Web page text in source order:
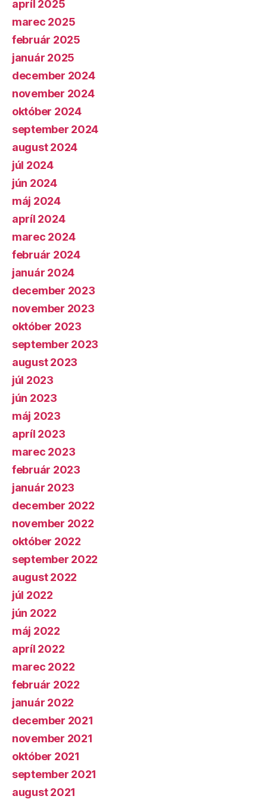
apríl 2025
marec 2025
február 2025
január 2025
december 2024
november 2024
október 2024
september 2024
august 2024
júl 2024
jún 2024
máj 2024
apríl 2024
marec 2024
február 2024
január 2024
december 2023
november 2023
október 2023
september 2023
august 2023
júl 2023
jún 2023
máj 2023
apríl 2023
marec 2023
február 2023
január 2023
december 2022
november 2022
október 2022
september 2022
august 2022
júl 2022
jún 2022
máj 2022
apríl 2022
marec 2022
február 2022
január 2022
december 2021
november 2021
október 2021
september 2021
august 2021